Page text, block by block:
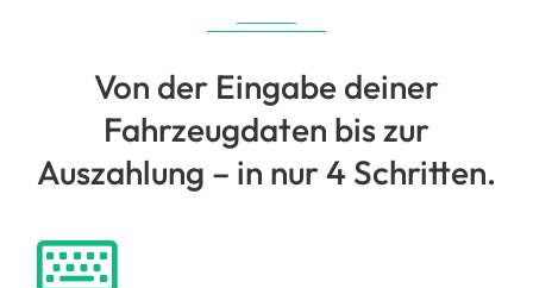
Von der Eingabe deiner
Fahrzeugdaten bis zur
Auszahlung – in nur 4 Schritten.